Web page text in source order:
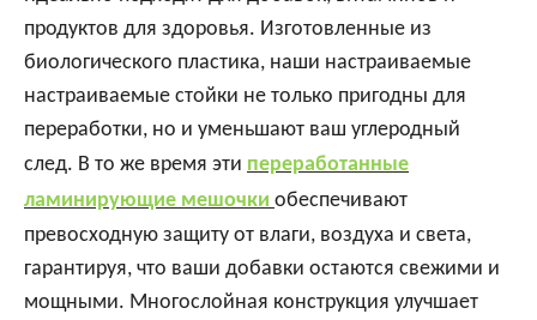
продуктов для здоровья. Изготовленные из
биологического пластика, наши настраиваемые
настраиваемые стойки не только пригодны для
переработки, но и уменьшают ваш углеродный
след. В то же время эти переработанные
ламинирующие мешочки обеспечивают
превосходную защиту от влаги, воздуха и света,
гарантируя, что ваши добавки остаются свежими и
мощными. Многослойная конструкция улучшает